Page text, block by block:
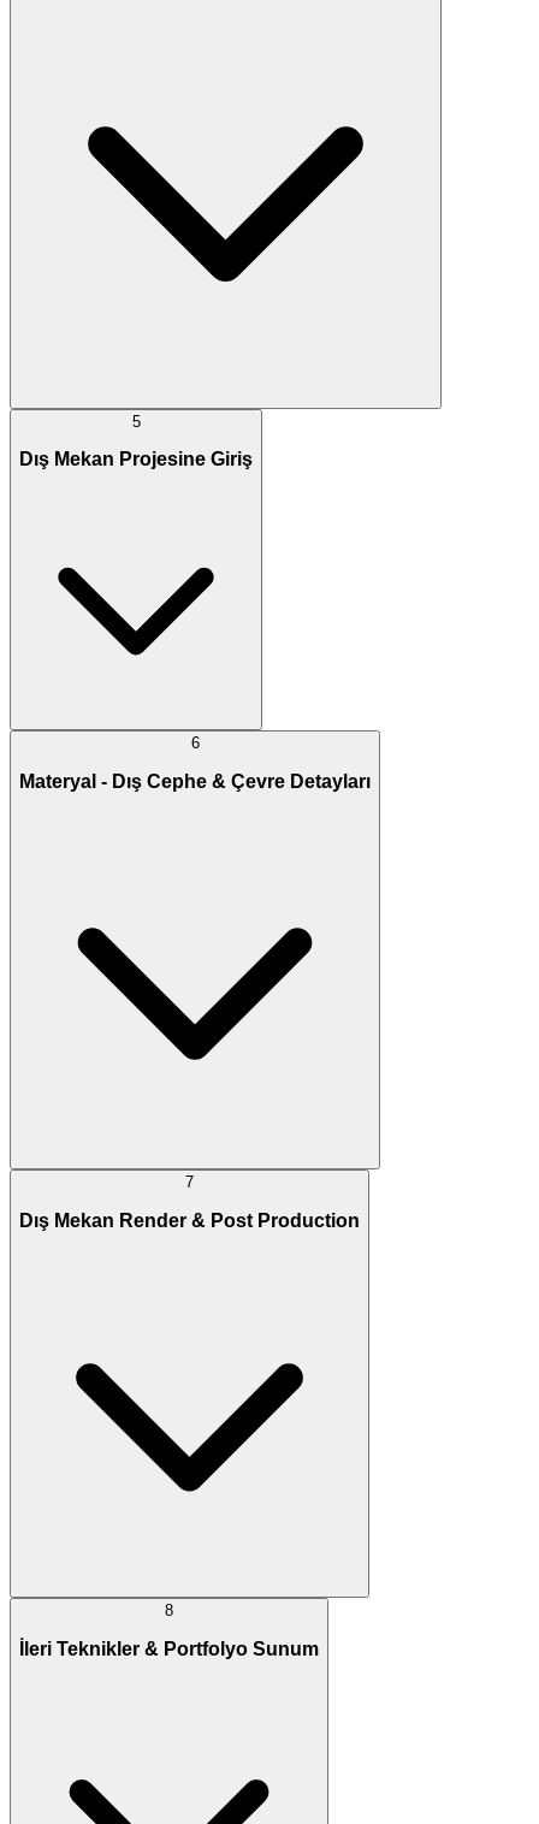
5
Dış Mekan Projesine Giriş
6
Materyal - Dış Cephe & Çevre Detayları
7
Dış Mekan Render & Post Production
8
İleri Teknikler & Portfolyo Sunum